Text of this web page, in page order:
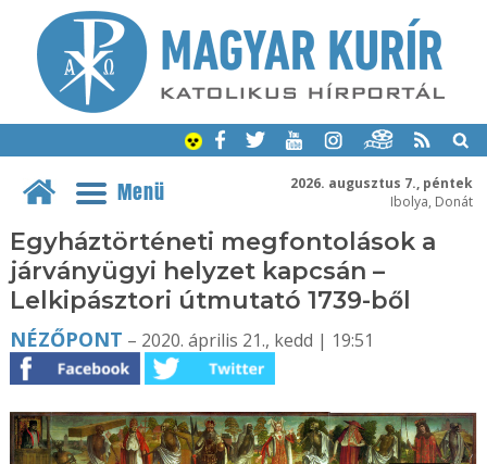
2026. augusztus 7., péntek
Ibolya, Donát
Menü
Egyháztörténeti megfontolások a
járványügyi helyzet kapcsán –
Lelkipásztori útmutató 1739-ből
NÉZŐPONT – 2020. április 21., kedd | 19:51